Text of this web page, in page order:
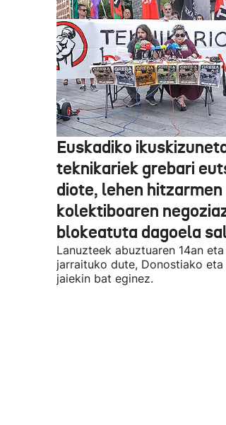
Euskadiko
teknikariek grebari
diote, lehen hitzarmen
kolektiboaren
blokeatuta dagoela
Lanuzteek abuztuaren 14an
jarraituko dute, Donostiako
jaiekin bat eginez.